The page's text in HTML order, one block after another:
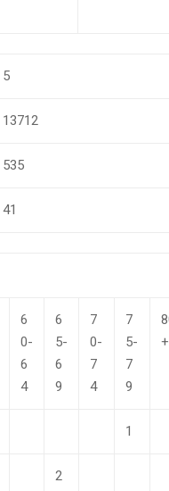
5
13712
535
41
6
0-
6
4
6
5-
6
9
7
0-
7
4
7
5-
7
9
+
1
2